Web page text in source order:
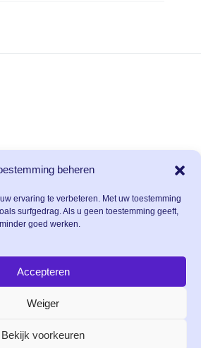
beheren
ervaring te verbeteren. Met uw toestemming
surfgedrag. Als u geen toestemming geeft,
goed werken.
Accepteren
Weiger
Bekijk voorkeuren